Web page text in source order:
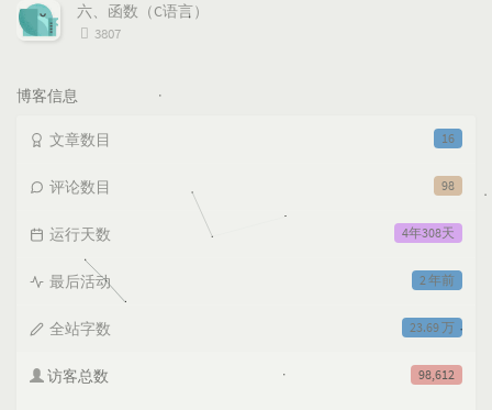
数:
六、函数（C语言）
浏
3807
博客信息
16
文章数目
98
评论数目
4年308天
运行天数
2 年前
最后活动
23.69 万
全站字数
98,612
访客总数